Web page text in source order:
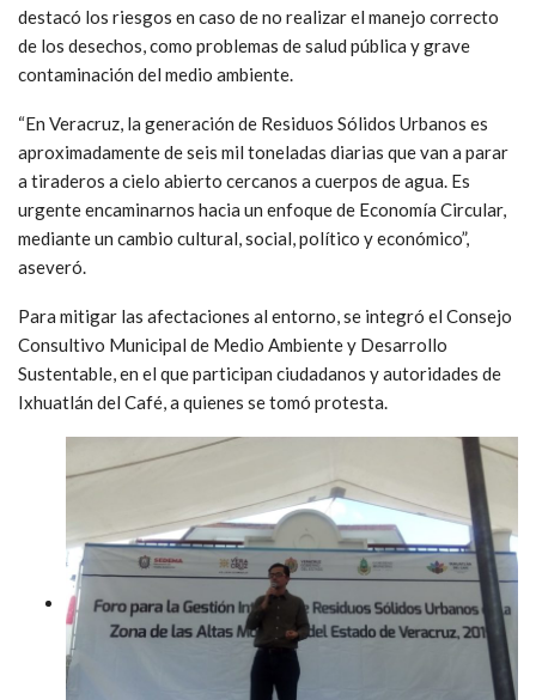
destacó los riesgos en caso de no realizar el manejo correcto
de los desechos, como problemas de salud pública y grave
contaminación del medio ambiente.
“En Veracruz, la generación de Residuos Sólidos Urbanos es
aproximadamente de seis mil toneladas diarias que van a parar
a tiraderos a cielo abierto cercanos a cuerpos de agua. Es
urgente encaminarnos hacia un enfoque de Economía Circular,
mediante un cambio cultural, social, político y económico”,
aseveró.
Para mitigar las afectaciones al entorno, se integró el Consejo
Consultivo Municipal de Medio Ambiente y Desarrollo
Sustentable, en el que participan ciudadanos y autoridades de
Ixhuatlán del Café, a quienes se tomó protesta.